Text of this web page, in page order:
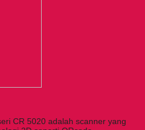
CR 5020 adalah scanner yang